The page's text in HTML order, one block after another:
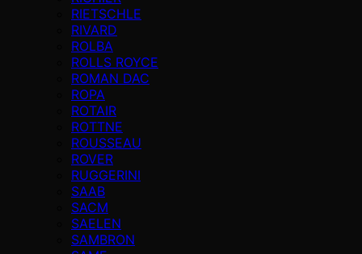
RIETSCHLE
RIVARD
ROLBA
ROLLS ROYCE
ROMAN DAC
ROPA
ROTAIR
ROTTNE
ROUSSEAU
ROVER
RUGGERINI
SAAB
SACM
SAELEN
SAMBRON